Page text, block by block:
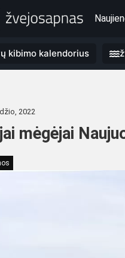
kibimo kalendorius
2022
mėgėjai